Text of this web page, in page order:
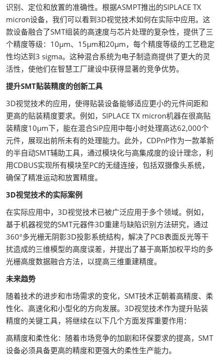
识别、定位和放置的准确性。根据ASMPT推出的SIPLACE TX
micron设备，我们可以看到3D视觉技术如何在实际中应用。这
款设备融合了SMT组装的高速度与芯片处理的复杂性，提供了三
个精度等级：10μm、15μm和20μm，每个精度等级的工艺稳定
性均达到3 sigma。这种混合系统为电子制造商提供了更大的灵
活性，使他们在智慧工厂建设中获得显著的竞争优势。
提升SMT贴装精度的创新工具
3D视觉技术的应用，使得贴装设备能够适应更小的元件间距和
更高的贴装精度要求。例如，SIPLACE TX micron机器在很高贴
装精度10μm下，能在混合SiP应用中每小时处理高达62,000个
元件，展现出前所未有的处理能力。此外，CDPnP作为一款革新
的半自动SMT辅助工具，通过模块化与高集成度的设计理念，利
用CDBUS实现所有模块至PC的无缝连接，包括双摄像头系统，
确保了精准运动和放置精度。
3D视觉技术的实际案例
在实际应用中，3D视觉技术已被广泛应用于多个领域。例如，
基于机器视觉的SMT元器件3D重建与缺陷识别方法研究，通过
360°多光栅无阴影3D投影系统结构，解决了PCB表面反光等干
扰造成的三维模型的高度误差，并提出了基于高斯加权平均的多
光栅高度数据融合方法，以提高三维重建精度。
未来趋势
随着技术的进步和市场需求的变化，SMT技术正朝着高精度、柔
性化、高速化和小型化的方向发展。3D视觉技术作为提升贴装
精度的关键工具，将继续在以下几个方面发挥重要作用：
高精度和柔性化：随着市场竞争的加剧和环保要求的提高，SMT
设备必须具备更高的精度和更强大的柔性生产能力。